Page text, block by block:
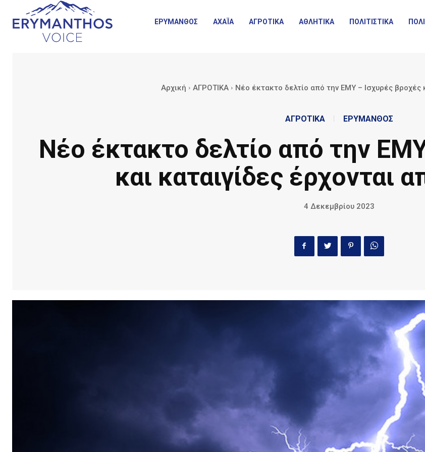
ΕΡΥΜΑΝΘΟΣ ΑΧΑΪΑ ΑΓΡΟΤΙΚΑ ΑΘΛΗΤΙΚΑ ΠΟΛΙΤΙΣΤΙΚΑ
Αρχική ΑΓΡΟΤΙΚΑ Νέο έκτακτο δελτίο από την ΕΜΥ – Ισχυρές βροχές
ΑΓΡΟΤΙΚΑ ΕΡΥΜΑΝΘΟΣ
Νέο έκτακτο δελτίο από την
και καταιγίδες έρχονται
4 Δεκεμβρίου 2023